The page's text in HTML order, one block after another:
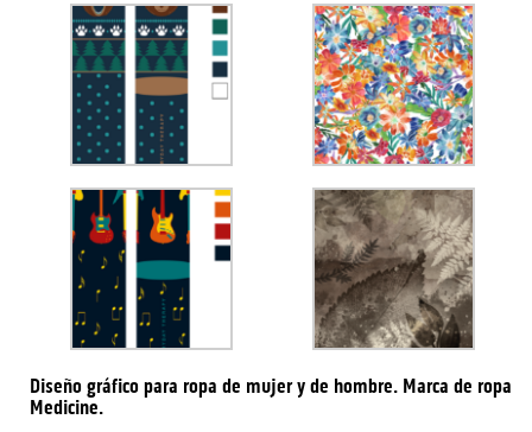
Diseño gráfico para ropa de mujer y de hombre. Marca de ropa
Medicine.